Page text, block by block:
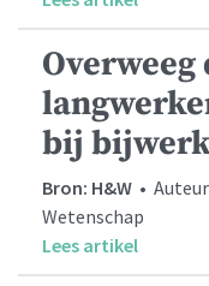
bij
Bron: H&W •
Wetenschap
Lees artikel